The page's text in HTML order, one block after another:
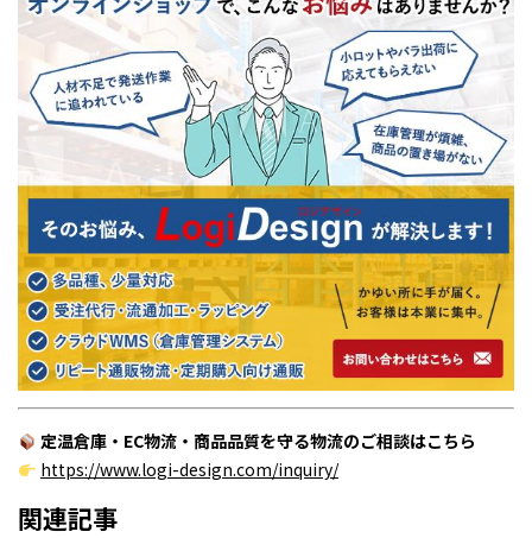
定温倉庫・EC物流・商品品質を守る物流のご相談はこちら
https://www.logi-design.com/inquiry/
関連記事